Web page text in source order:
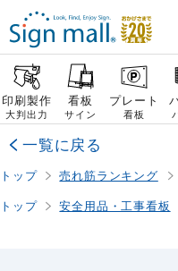
印刷製作
大判出力
看板
サイン
プレート
看板
一覧に戻る
トップ 売れ筋ランキング
トップ
安全用品・工事看板